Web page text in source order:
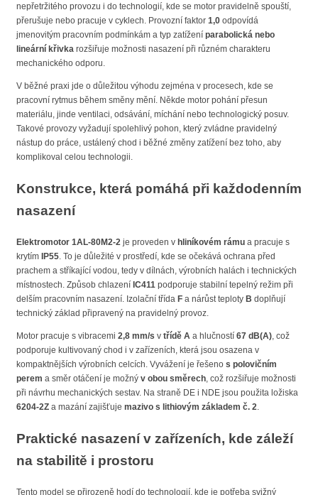
nepřetržitého provozu i do technologií, kde se motor pravidelně spouští,
přerušuje nebo pracuje v cyklech. Provozní faktor 1,0 odpovídá
jmenovitým pracovním podmínkám a typ zatížení parabolická nebo
lineární křivka rozšiřuje možnosti nasazení při různém charakteru
mechanického odporu.
V běžné praxi jde o důležitou výhodu zejména v procesech, kde se
pracovní rytmus během směny mění. Někde motor pohání přesun
materiálu, jinde ventilaci, odsávání, míchání nebo technologický posuv.
Takové provozy vyžadují spolehlivý pohon, který zvládne pravidelný
nástup do práce, ustálený chod i běžné změny zatížení bez toho, aby
komplikoval celou technologii.
Konstrukce, která pomáhá při každodenním
nasazení
Elektromotor 1AL-80M2-2 je proveden v hliníkovém rámu a pracuje s
krytím IP55. To je důležité v prostředí, kde se očekává ochrana před
prachem a stříkající vodou, tedy v dílnách, výrobních halách i technických
místnostech. Způsob chlazení IC411 podporuje stabilní tepelný režim při
delším pracovním nasazení. Izolační třída F a nárůst teploty B doplňují
technický základ připravený na pravidelný provoz.
Motor pracuje s vibracemi 2,8 mm/s v třídě A a hlučností 67 dB(A), což
podporuje kultivovaný chod i v zařízeních, která jsou osazena v
kompaktnějších výrobních celcích. Vyvážení je řešeno s polovičním
perem a směr otáčení je možný v obou směrech, což rozšiřuje možnosti
při návrhu mechanických sestav. Na straně DE i NDE jsou použita ložiska
6204-2Z a mazání zajišťuje mazivo s lithiovým základem č. 2.
Praktické nasazení v zařízeních, kde záleží
na stabilitě i prostoru
Tento model se přirozeně hodí do technologií, kde je potřeba svižný